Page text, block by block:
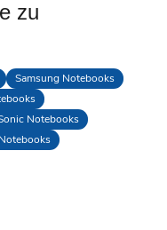
zu
Samsung Notebooks
Notebooks